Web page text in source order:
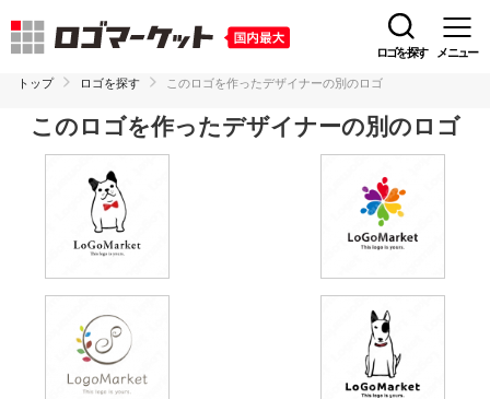
ロゴを探す メニュー
トップ ロゴを探す このロゴを作ったデザイナーの別のロゴ
このロゴを作ったデザイナーの別のロゴ